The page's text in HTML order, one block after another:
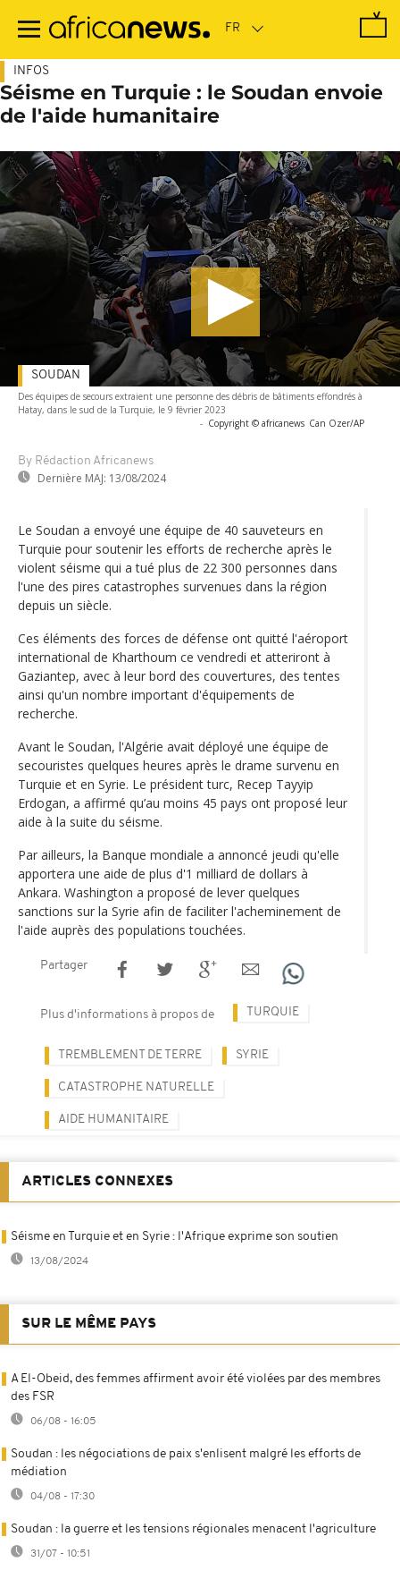
contenu
INFOS
Séisme en Turquie : le Soudan envoie
de l'aide humanitaire
Des équipes de secours extraient une personne des débris de bâtiments effondrés à
Hatay, dans le sud de la Turquie, le 9 février 2023
- Copyright © africanews Can Ozer/AP
By Rédaction Africanews
Dernière MAJ: 13/08/2024
SOUDAN
Le Soudan a envoyé une équipe de 40 sauveteurs en
Turquie pour soutenir les efforts de recherche après le
violent séisme qui a tué plus de 22 300 personnes dans
l'une des pires catastrophes survenues dans la région
depuis un siècle.
Ces éléments des forces de défense ont quitté l'aéroport
international de Kharthoum ce vendredi et atteriront à
Gaziantep, avec à leur bord des couvertures, des tentes
ainsi qu'un nombre important d'équipements de
recherche.
Avant le Soudan, l'Algérie avait déployé une équipe de
secouristes quelques heures après le drame survenu en
Turquie et en Syrie. Le président turc, Recep Tayyip
Erdogan, a affirmé qu’au moins 45 pays ont proposé leur
aide à la suite du séisme.
Par ailleurs, la Banque mondiale a annoncé jeudi qu'elle
apportera une aide de plus d'1 milliard de dollars à
Ankara. Washington a proposé de lever quelques
sanctions sur la Syrie afin de faciliter l'acheminement de
l'aide auprès des populations touchées.
Partager
Plus d'informations à propos de TURQUIE
TREMBLEMENT DE TERRE SYRIE
CATASTROPHE NATURELLE
AIDE HUMANITAIRE
ARTICLES CONNEXES
Séisme en Turquie et en Syrie : l'Afrique exprime son soutien
13/08/2024
SUR LE MÊME PAYS
A El-Obeid, des femmes affirment avoir été violées par des membres
des FSR
06/08 - 16:05
Soudan : les négociations de paix s'enlisent malgré les efforts de
médiation
04/08 - 17:30
Soudan : la guerre et les tensions régionales menacent l'agriculture
31/07 - 10:51